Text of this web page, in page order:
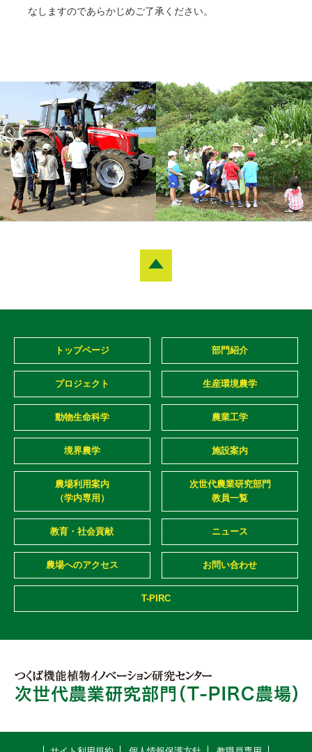
なしますのであらかじめご了承ください。
トップページ 部門紹介
プロジェクト 生産環境農学
動物生命科学 農業工学
境界農学 施設案内
農場利用案内
（学内専用）
次世代農業研究部門
教員一覧
教育・社会貢献 ニュース
農場へのアクセス お問い合わせ
T-PIRC